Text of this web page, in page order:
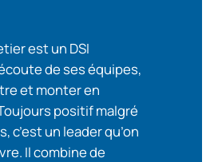
est un DSI
de ses équipes,
et monter en
positif malgré
c’est un leader qu’on
Il combine de